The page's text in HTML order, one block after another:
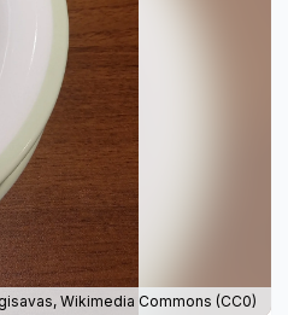
Wikimedia Commons (CC0)